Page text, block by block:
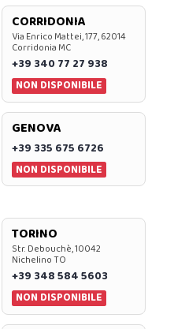
CORRIDONIA
Via Enrico Mattei, 177, 62014
Corridonia MC
+39 340 77 27 938
NON DISPONIBILE
GENOVA
+39 335 675 6726
NON DISPONIBILE
TORINO
Str. Debouchè, 10042
Nichelino TO
+39 348 584 5603
NON DISPONIBILE